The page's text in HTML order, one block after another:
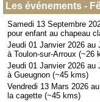
Les événements -
Samedi 13 Septembre
pour enfant au chapeau
Jeudi 01 Janvier 2026 au
à Toulon-sur-Arroux (~26
Jeudi 01 Janvier 2026 au
à Gueugnon (~45 kms)
Vendredi 13 Mars 2026
la cagette (~45 kms)